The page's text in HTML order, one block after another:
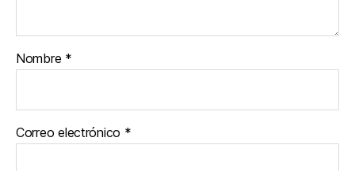
Nombre *
Correo electrónico *